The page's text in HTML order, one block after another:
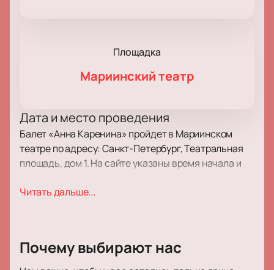
Площадка
Мариинский театр
Дата и место проведения
Балет «Анна Каренина» пройдет в Мариинском
театре по адресу: Санкт-Петербург, Театральная
площадь, дом 1. На сайте указаны время начала и
состоит из двух частей с прологом. В первой части
показывают приезд Анны к брату, встречу с
Читать дальше...
Почему выбирают нас